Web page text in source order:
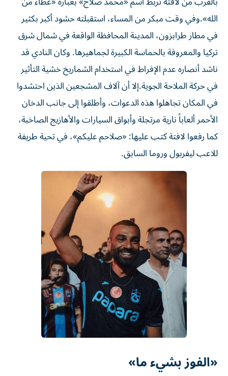
الله».وفي وقت مبكر من المساء، استقبلته حشود أكبر بكثير
في مطار طرابزون، المدينة المحافظة الواقعة في شمال شرق
تركيا والمعروفة بالحماسة الكبيرة لجماهيرها. وكان النادي قد
ناشد أنصاره عدم الإفراط في استخدام الشماريخ خشية التأثير
في حركة الملاحة الجوية.إلا أن آلاف المشجعين الذين احتشدوا
في المكان تجاهلوا هذه الدعوات، وأطلقوا إلى جانب الدخان
الأحمر ألعاباً نارية مرتجلة وأبواق السيارات والأهازيج الصاخبة،
كما رفعوا لافتة كتب عليها: «صلاحم عليكم»، في تحية طريفة
للاعب ليفربول وروما السابق.
«الفوز بشيء ما»